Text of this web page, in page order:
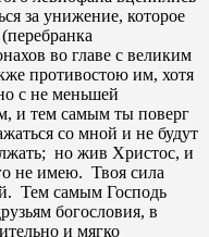
за унижение, которое
во главе с великим
противостою им, хотя
с не меньшей
и тем самым ты поверг
со мной и не будут
но жив Христос, и
не имею. Твоя сила
Тем самым Господь
богословия, в
и мягко